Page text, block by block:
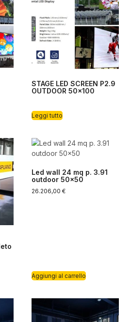
STAGE LED SCREEN P2.9
OUTDOOR 50×100
Leggi tutto
Led wall 24 mq p. 3.91
outdoor 50×50
26.206,00 €
Aggiungi al carrello